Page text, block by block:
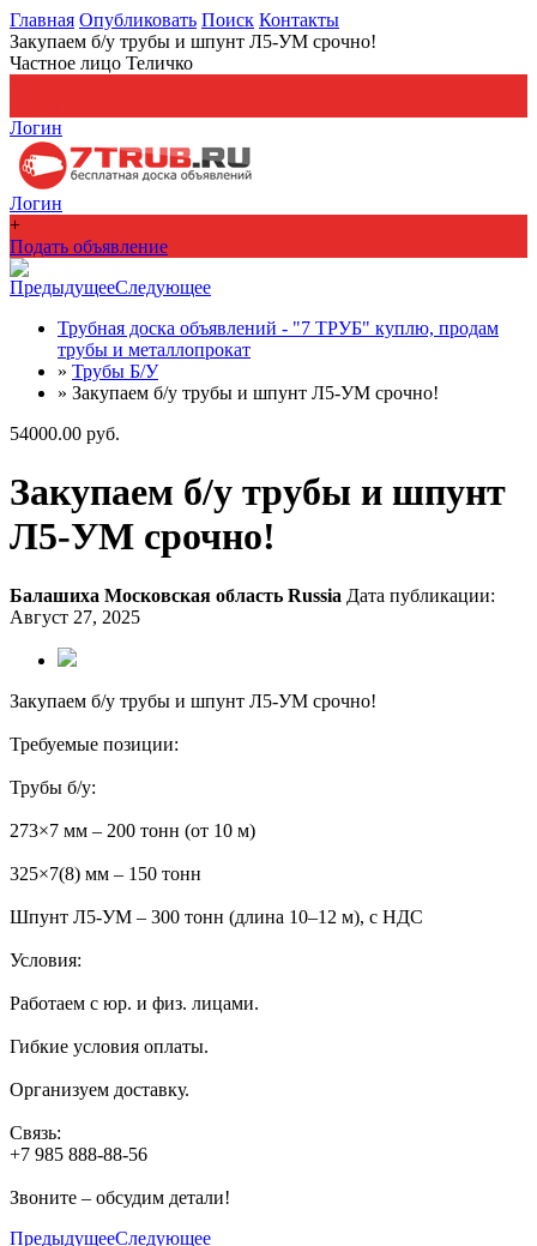
Главная Опубликовать Поиск Контакты
Закупаем б/у трубы и шпунт Л5-УМ срочно!
Частное лицо Теличко
Логин
Логин
+
Подать объявление
ПредыдущееСледующее
Трубная доска объявлений - "7 ТРУБ" куплю, продам
трубы и металлопрокат
» Трубы Б/У
» Закупаем б/у трубы и шпунт Л5-УМ срочно!
54000.00 руб.
Закупаем б/у трубы и шпунт
Л5-УМ срочно!
Балашиха Московская область Russia Дата публикации:
Август 27, 2025
Закупаем б/у трубы и шпунт Л5-УМ срочно!
Требуемые позиции:
Трубы б/у:
273×7 мм – 200 тонн (от 10 м)
325×7(8) мм – 150 тонн
Шпунт Л5-УМ – 300 тонн (длина 10–12 м), с НДС
Условия:
Работаем с юр. и физ. лицами.
Гибкие условия оплаты.
Организуем доставку.
Связь:
+7 985 888-88-56
Звоните – обсудим детали!
ПредыдущееСледующее